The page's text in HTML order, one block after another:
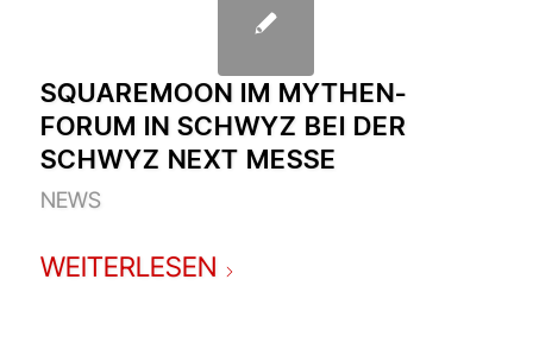
SQUAREMOON IM MYTHEN-
FORUM IN SCHWYZ BEI DER
SCHWYZ NEXT MESSE
NEWS
WEITERLESEN